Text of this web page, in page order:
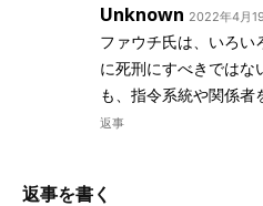
Unknown 2022年4月
ファウチ氏は、いろい
に死刑にすべきではな
も、指令系統や関係者
返事
返事を書く